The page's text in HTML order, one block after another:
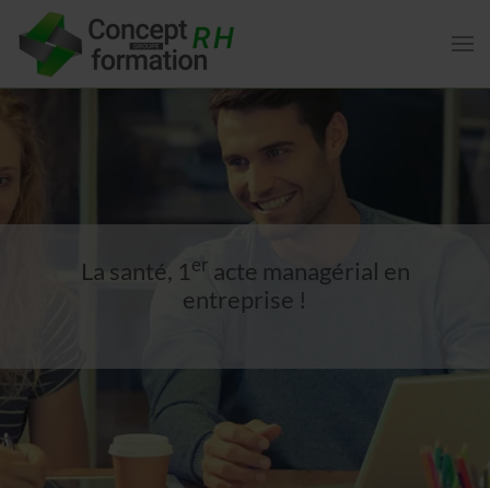
La santé, 1 er acte managérial en
entreprise !